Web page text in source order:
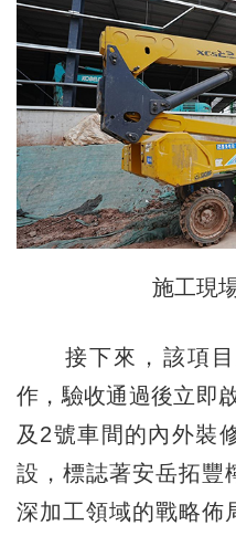
施工現
接下來，該項目
作，驗收通過後立即
及2號車間的內外裝
設，標誌著安岳拓豐
深加工領域的戰略佈